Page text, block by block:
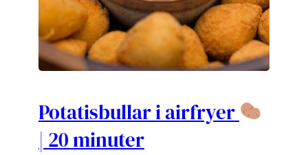
Potatisbullar i airfryer
| 20 minuter